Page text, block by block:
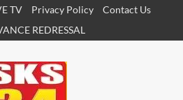
TV Privacy Policy
Contact Us
REDRESSAL